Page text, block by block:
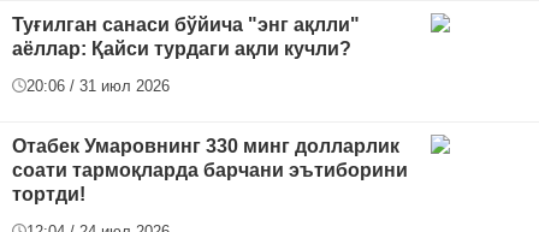
Туғилган санаси бўйича "энг ақлли"
аёллар: Қайси турдаги ақли кучли?
20:06 / 31 июл 2026
Отабек Умаровнинг 330 минг долларлик
соати тармоқларда барчани эътиборини
тортди!